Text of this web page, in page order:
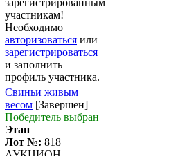
участникам!
Необходимо
авторизоваться или
зарегистрироваться
и заполнить
профиль участника.
Свиньи живым
весом [Завершен]
Победитель выбран
Этап
Лот №: 818